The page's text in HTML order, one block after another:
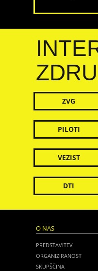
ZVG
PILOTI
VEZIST
DTI
O NAS
PREDSTAVITEV
ORGANIZIRANOST
SKUPŠČINA